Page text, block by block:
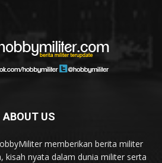
ABOUT US
memberikan berita militer
kisah nyata dalam dunia militer serta